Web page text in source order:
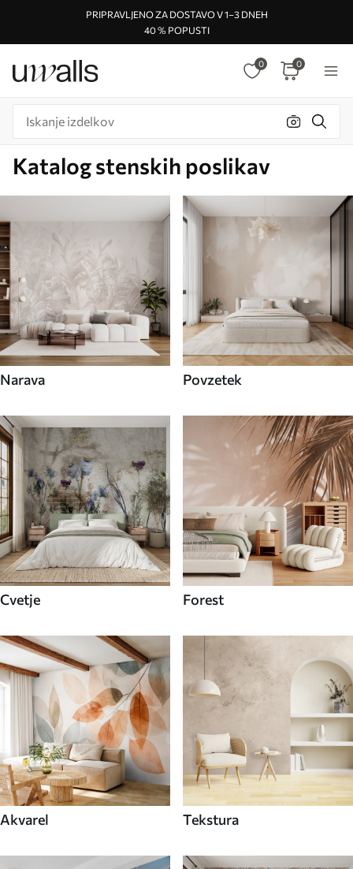
PRIPRAVLJENO ZA DOSTAVO V 1–3 DNEH
40 % POPUSTI
0 0
Katalog stenskih poslikav
Narava Povzetek
Cvetje Forest
Akvarel Tekstura